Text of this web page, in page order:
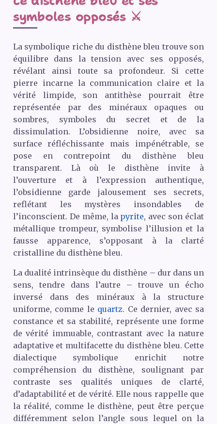
symboles opposés ⚔️
La symbolique riche du disthène bleu trouve son
équilibre dans la tension avec ses opposés,
révélant ainsi toute sa profondeur. Si cette
pierre incarne la communication claire et la
vérité limpide, son antithèse pourrait être
représentée par des minéraux opaques ou
sombres, symboles du secret et de la
dissimulation. L’obsidienne noire, avec sa
surface réfléchissante mais impénétrable, se
pose en contrepoint du disthène bleu
transparent. Là où le disthène invite à
l’ouverture et à l’expression authentique,
l’obsidienne garde jalousement ses secrets,
reflétant les mystères insondables de
l’inconscient. De même, la pyrite, avec son éclat
métallique trompeur, symbolise l’illusion et la
fausse apparence, s’opposant à la clarté
cristalline du disthène bleu.
La dualité intrinsèque du disthène – dur dans un
sens, tendre dans l’autre – trouve un écho
inversé dans des minéraux à la structure
uniforme, comme le quartz. Ce dernier, avec sa
constance et sa stabilité, représente une forme
de vérité immuable, contrastant avec la nature
adaptative et multifacette du disthène bleu. Cette
dialectique symbolique enrichit notre
compréhension du disthène, soulignant par
contraste ses qualités uniques de clarté,
d’adaptabilité et de vérité. Elle nous rappelle que
la réalité, comme le disthène, peut être perçue
différemment selon l’angle sous lequel on la